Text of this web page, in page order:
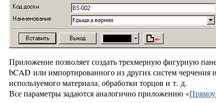
Приложение позволяет создать трехмерную фигурную
bCAD или импортированного из других систем
используемого материала, обработки торцов и т. д.
Все параметры задаются аналогично приложению «